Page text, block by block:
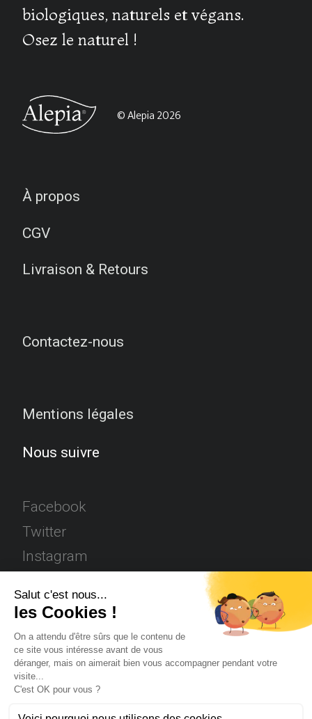
biologiques, naturels et végans.
Osez le naturel !
© Alepia 2026
À propos
CGV
Livraison & Retours
Contactez-nous
Mentions légales
Nous suivre
Facebook
Twitter
Instagram